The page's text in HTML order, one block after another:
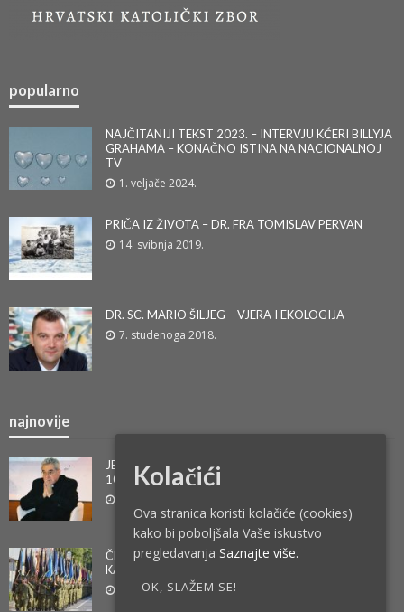
popularno
NAJČITANIJI TEKST 2023. – INTERVJU KĆERI BILLYJA
GRAHAMA – KONAČNO ISTINA NA NACIONALNOJ
TV
1. veljače 2024.
PRIČA IZ ŽIVOTA – DR. FRA TOMISLAV PERVAN
14. svibnja 2019.
DR. SC. MARIO ŠILJEG – VJERA I EKOLOGIJA
7. studenoga 2018.
najnovije
JEAN MARIE LUSTIGER – UZ OBLJETNICU SMRTI I
100. OBLJETNICU ROĐENJA
ČESTITAMO DAN POBJEDE:OLUJA JE ODVALILA
KAMEN S GROBA HRVATSKE SLOBODE!
3. kolovoza 2026.
Kolačići
Ova stranica koristi kolačiće (cookies)
kako bi poboljšala Vaše iskustvo
pregledavanja Saznajte više.
OK, SLAŽEM SE!